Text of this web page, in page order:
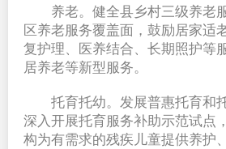
养老。健全县乡村三级养老
区养老服务覆盖面，鼓励居家适
复护理、医养结合、长期照护等
居养老等新型服务。
托育托幼。发展普惠托育和
深入开展托育服务补助示范试点
构为有需求的残疾儿童提供养护